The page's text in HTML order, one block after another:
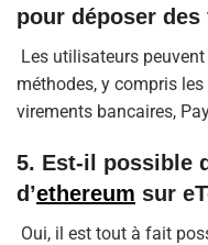
pour déposer
Les utilisateurs
méthodes, y compris
virements bancaires,
5. Est-il possible
d’ethereum sur
Oui, il est tout à fait